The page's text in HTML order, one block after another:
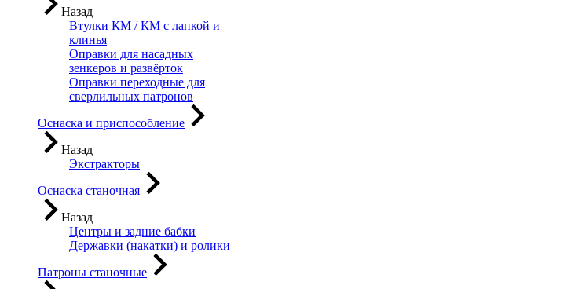
Назад
Втулки КМ / КМ с лапкой и
клинья
Оправки для насадных
зенкеров и развёрток
Оправки переходные для
сверлильных патронов
Оснаска и приспособление
Назад
Экстракторы
Оснаска станочная
Назад
Центры и задние бабки
Державки (накатки) и ролики
Патроны станочные